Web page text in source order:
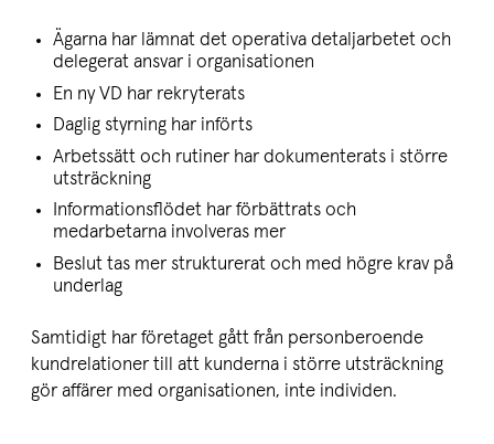
Ägarna har lämnat det operativa detaljarbetet och
delegerat ansvar i organisationen
En ny VD har rekryterats
Daglig styrning har införts
Arbetssätt och rutiner har dokumenterats i större
utsträckning
Informationsflödet har förbättrats och
medarbetarna involveras mer
Beslut tas mer strukturerat och med högre krav på
underlag
Samtidigt har företaget gått från personberoende
kundrelationer till att kunderna i större utsträckning
gör affärer med organisationen, inte individen.